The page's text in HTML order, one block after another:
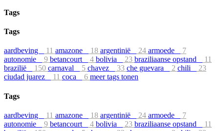
Tags
Tags
aardbeving 11 amazone 18 argentinië 24 armoede
7
autonomie
9 betancourt 4 bolivia 23 braziliaanse opstand
11
brazilië
150 carnaval 5 chavez 33 che guevara 2 chili
23
ciudad juarez
11 coca 6 meer tags tonen
Tags
aardbeving 11 amazone 18 argentinië 24 armoede
7
autonomie
9 betancourt 4 bolivia 23 braziliaanse opstand
11